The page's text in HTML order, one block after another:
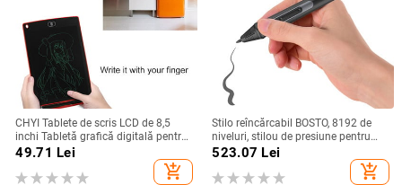
CHYI Tablete de scris LCD de 8,5
inchi Tabletă grafică digitală pentru
scris de mână electronică Tablă de
desen ultra subțire pentru cadouri
pentru copii
49.71 Lei
add_shopping_cart
Stilo reîncărcabil BOSTO, 8192 de
niveluri, stilou de presiune pentru
tableta de desen BOSTO
13HD/16HD/16HDK/16HDT/22UX
523.07 Lei
add_shopping_cart